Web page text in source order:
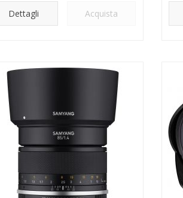
Dettagli Acquista